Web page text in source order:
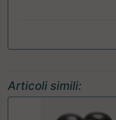
Articoli simili: